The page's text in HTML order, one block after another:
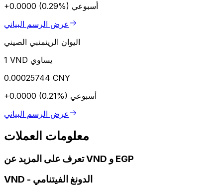
+0.0000 (0.29%) أسبوعي
عرض الرسم البياني
اليوان الرينمنبي الصيني
1 VND يساوي
0.00025744 CNY
+0.0000 (0.21%) أسبوعي
عرض الرسم البياني
معلومات العملات
تعرف على المزيد عن VND و EGP
VND - الدونغ الفيتنامي